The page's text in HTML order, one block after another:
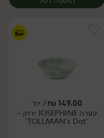
יח׳
149.00
₪/ יח׳
קערה JOSEPHINE ירוק -
'TOLLMAN's Dot'